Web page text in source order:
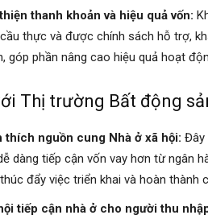
thanh khoản và hiệu quả vốn:
thực và được chính sách hỗ trợ,
góp phần nâng cao hiệu quả hoạt
Thị trường Bất động
thích nguồn cung Nhà ở xã hội: Đây
dàng tiếp cận vốn vay hơn từ ngân
đẩy việc triển khai và hoàn thành
tiếp cận nhà ở cho người thu